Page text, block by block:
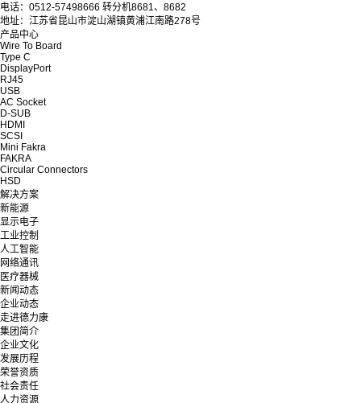
电话：0512-57498666 转分机8681、8682
地址：江苏省昆山市淀山湖镇黄浦江南路278号
产品中心
Wire To Board
Type C
DisplayPort
RJ45
USB
AC Socket
D-SUB
HDMI
SCSI
Mini Fakra
FAKRA
Circular Connectors
HSD
解决方案
新能源
显示电子
工业控制
人工智能
网络通讯
医疗器械
新闻动态
企业动态
走进德力康
集团简介
企业文化
发展历程
荣誉资质
社会责任
人力资源